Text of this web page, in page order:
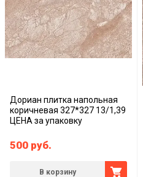
Дориан плитка напольная
коричневая 327*327 13/1,39
ЦЕНА за упаковку
500 руб.
В корзину